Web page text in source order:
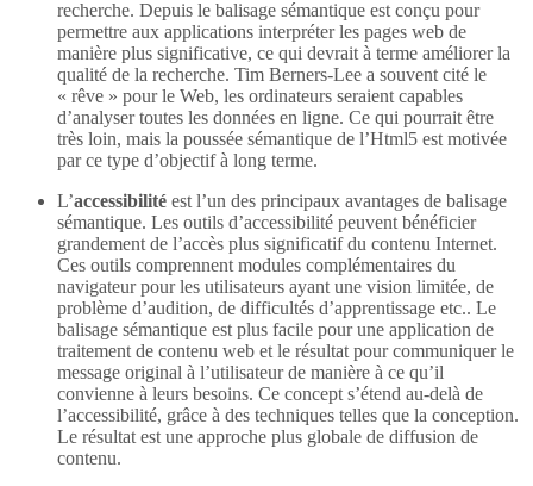
recherche. Depuis le balisage sémantique est conçu pour
permettre aux applications interpréter les pages web de
manière plus significative, ce qui devrait à terme améliorer la
qualité de la recherche. Tim Berners-Lee a souvent cité le
« rêve » pour le Web, les ordinateurs seraient capables
d’analyser toutes les données en ligne. Ce qui pourrait être
très loin, mais la poussée sémantique de l’Html5 est motivée
par ce type d’objectif à long terme.
L’accessibilité est l’un des principaux avantages de balisage
sémantique. Les outils d’accessibilité peuvent bénéficier
grandement de l’accès plus significatif du contenu Internet.
Ces outils comprennent modules complémentaires du
navigateur pour les utilisateurs ayant une vision limitée, de
problème d’audition, de difficultés d’apprentissage etc.. Le
balisage sémantique est plus facile pour une application de
traitement de contenu web et le résultat pour communiquer le
message original à l’utilisateur de manière à ce qu’il
convienne à leurs besoins. Ce concept s’étend au-delà de
l’accessibilité, grâce à des techniques telles que la conception.
Le résultat est une approche plus globale de diffusion de
contenu.